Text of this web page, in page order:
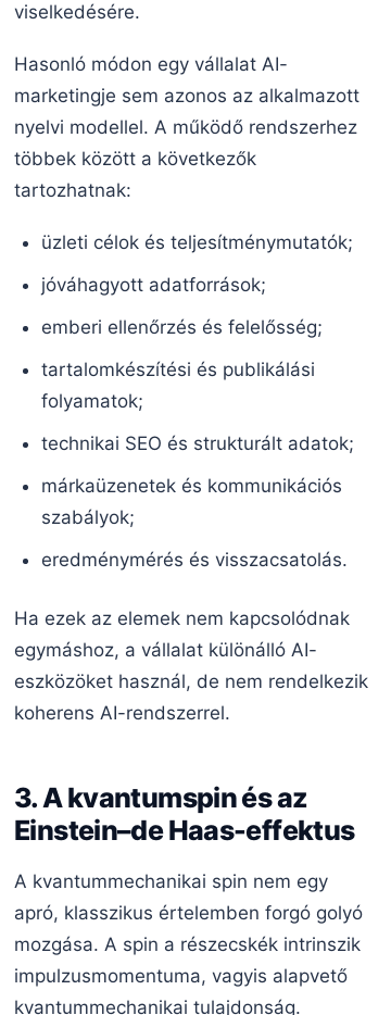
viselkedésére.
Hasonló módon egy vállalat AI-
marketingje sem azonos az alkalmazott
nyelvi modellel. A működő rendszerhez
többek között a következők
tartozhatnak:
üzleti célok és teljesítménymutatók;
jóváhagyott adatforrások;
emberi ellenőrzés és felelősség;
tartalomkészítési és publikálási
folyamatok;
technikai SEO és strukturált adatok;
márkaüzenetek és kommunikációs
szabályok;
eredménymérés és visszacsatolás.
Ha ezek az elemek nem kapcsolódnak
egymáshoz, a vállalat különálló AI-
eszközöket használ, de nem rendelkezik
koherens AI-rendszerrel.
3. A kvantumspin és az
Einstein–de Haas-effektus
A kvantummechanikai spin nem egy
apró, klasszikus értelemben forgó golyó
mozgása. A spin a részecskék intrinszik
impulzusmomentuma, vagyis alapvető
kvantummechanikai tulajdonság.